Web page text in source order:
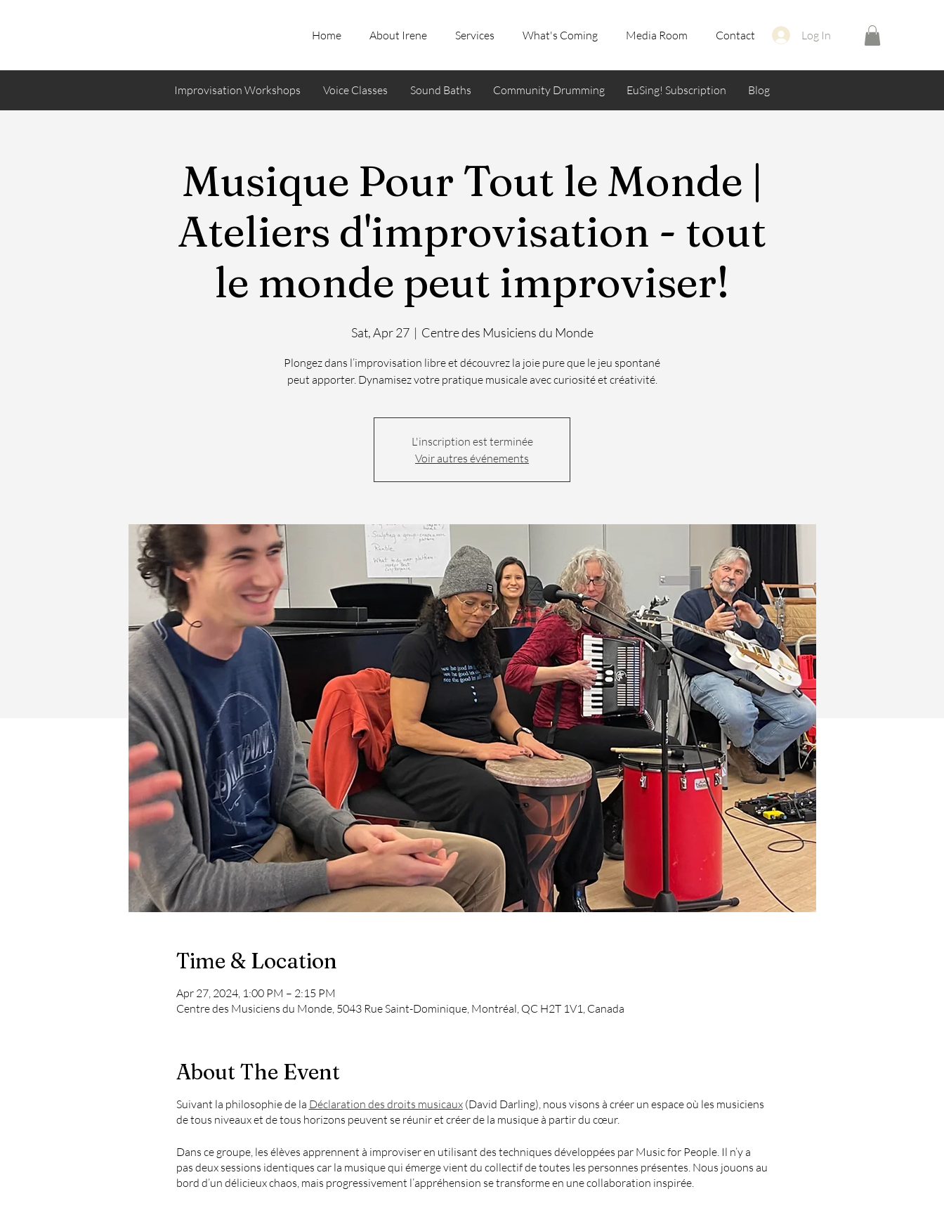
Home About Irene Services What's Coming Media Room Contact Log In
Improvisation Workshops Voice Classes Sound Baths Community Drumming EuSing! Subscription Blog
Musique Pour Tout le Monde |
Ateliers d'improvisation - tout
le monde peut improviser!
Sat, Apr 27
  |
Centre des Musiciens du Monde
Plongez dans l’improvisation libre et découvrez la joie pure que le jeu spontané
peut apporter. Dynamisez votre pratique musicale avec curiosité et créativité.
L'inscription est terminée
Voir autres événements
Time & Location
Apr 27, 2024, 1:00 PM – 2:15 PM
Centre des Musiciens du Monde, 5043 Rue Saint-Dominique, Montréal, QC H2T 1V1, Canada
About The Event
Suivant la philosophie de la Déclaration des droits musicaux(David Darling), nous visons à créer un espace où les musiciens
de tous niveaux et de tous horizons peuvent se réunir et créer de la musique à partir du cœur.
Dans ce groupe, les élèves apprennent à improviser en utilisant des techniques développées par Music for People. Il n’y a
pas deux sessions identiques car la musique qui émerge vient du collectif de toutes les personnes présentes. Nous jouons au
bord d’un délicieux chaos, mais progressivement l’appréhension se transforme en une collaboration inspirée.